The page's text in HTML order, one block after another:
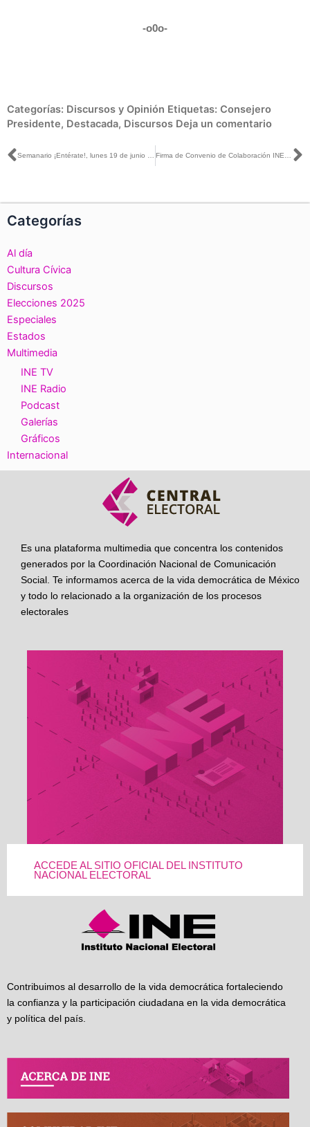
-o0o-
Categorías: Discursos y Opinión Etiquetas: Consejero
Presidente, Destacada, Discursos Deja un comentario
Ant
Categorías
Al día
Cultura Cívica
Discursos
Elecciones 2025
Especiales
Estados
Multimedia
INE TV
INE Radio
Podcast
Galerías
Gráficos
Internacional
Es una plataforma multimedia que concentra los contenidos
generados por la Coordinación Nacional de Comunicación
Social. Te informamos acerca de la vida democrática de México
y todo lo relacionado a la organización de los procesos
electorales
ACCEDE AL SITIO OFICIAL DEL INSTITUTO
NACIONAL ELECTORAL
Contribuimos al desarrollo de la vida democrática fortaleciendo
la confianza y la participación ciudadana en la vida democrática
y política del país.